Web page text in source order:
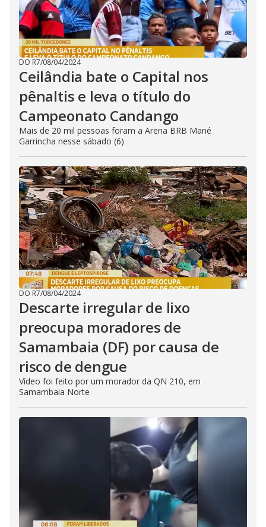
DO R7/08/04/2024
Ceilândia bate o Capital nos
pênaltis e leva o título do
Campeonato Candango
Mais de 20 mil pessoas foram a Arena BRB Mané
Garrincha nesse sábado (6)
DO R7/08/04/2024
Descarte irregular de lixo
preocupa moradores de
Samambaia (DF) por causa de
risco de dengue
Vídeo foi feito por um morador da QN 210, em
Samambaia Norte